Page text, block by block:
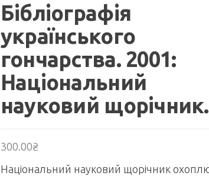
Бібліографія
українського
гончарства. 2001:
Національний
науковий щорічник.
300.00₴
Національний науковий щорічник